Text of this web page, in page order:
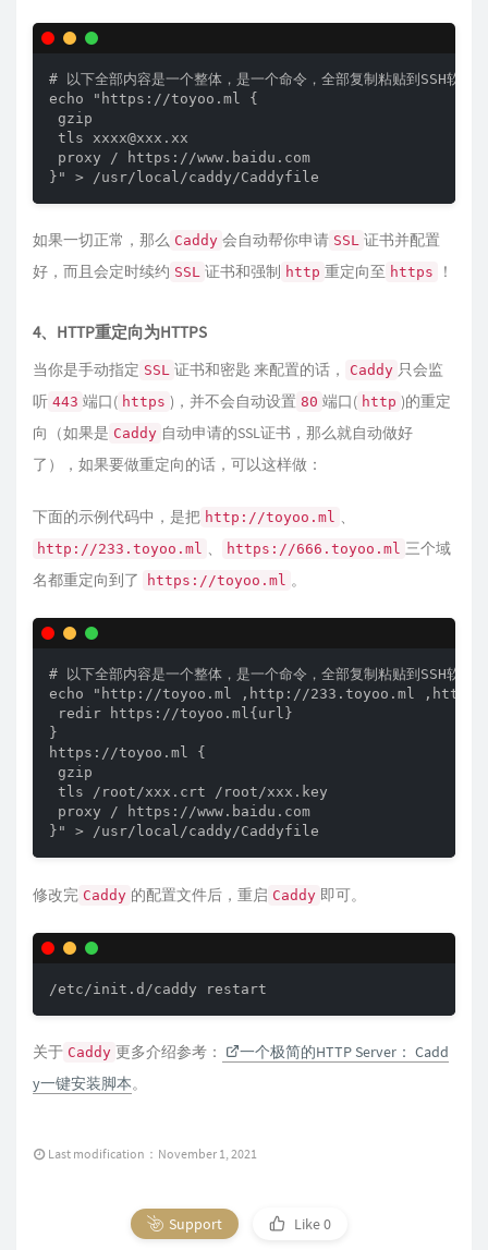
# 以下全部内容是一个整体，是一个命令，全部复制粘贴到SSH软件
echo "https://toyoo.ml {
gzip
tls xxxx@xxx.xx
proxy / https://www.baidu.com
如果一切正常，那么 Caddy 会自动帮你申请 SSL 证书并配置
好，而且会定时续约 SSL 证书和强制 http 重定向至 https ！
4、HTTP重定向为HTTPS
当你是手动指定 SSL 证书和密匙 来配置的话， Caddy 只会监
听 443 端口( https )，并不会自动设置 80 端口( http )的重定
向（如果是 Caddy 自动申请的SSL证书，那么就自动做好
了），如果要做重定向的话，可以这样做：
下面的示例代码中，是把 http://toyoo.ml 、
http://233.toyoo.ml 、 https://666.toyoo.ml 三个域
名都重定向到了
https://toyoo.ml 。
# 以下全部内容是一个整体，是一个命令，全部复制粘贴到SSH软件
echo "http://toyoo.ml ,http://233.toyoo.ml
redir https://toyoo.ml{url}
}
https://toyoo.ml {
gzip
tls /root/xxx.crt /root/xxx.key
proxy / https://www.baidu.com
修改完 Caddy 的配置文件后，重启 Caddy 即可。
关于 Caddy 更多介绍参考：
一个极简的HTTP Server： Cadd
y一键安装脚本。
Last modification：November 1, 2021
Support Like0